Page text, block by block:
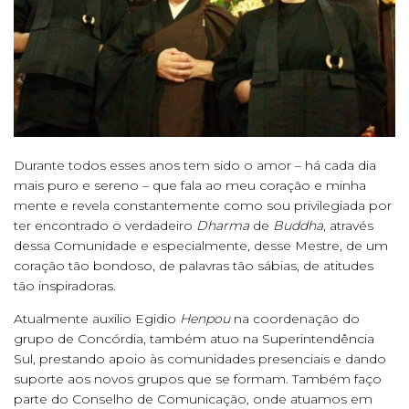
Durante todos esses anos tem sido o amor – há cada dia
mais puro e sereno – que fala ao meu coração e minha
mente e revela constantemente como sou privilegiada por
ter encontrado o verdadeiro Dharma de Buddha , através
dessa Comunidade e especialmente, desse Mestre, de um
coração tão bondoso, de palavras tão sábias, de atitudes
tão inspiradoras.
Atualmente auxilio Egidio Henpouna coordenação do
grupo de Concórdia, também atuo na Superintendência
Sul, prestando apoio às comunidades presenciais e dando
suporte aos novos grupos que se formam. Também faço
parte do Conselho de Comunicação, onde atuamos em